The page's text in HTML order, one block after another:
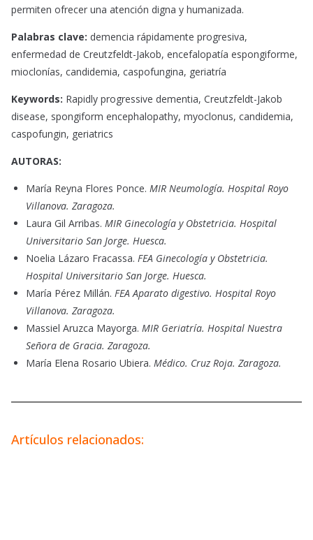
permiten ofrecer una atención digna y humanizada.
Palabras clave: demencia rápidamente progresiva,
enfermedad de Creutzfeldt-Jakob, encefalopatía espongiforme,
mioclonías, candidemia, caspofungina, geriatría
Keywords: Rapidly progressive dementia, Creutzfeldt-Jakob
disease, spongiform encephalopathy, myoclonus, candidemia,
caspofungin, geriatrics
AUTORAS:
María Reyna Flores Ponce. MIR Neumología. Hospital Royo
Villanova. Zaragoza.
Laura Gil Arribas. MIR Ginecología y Obstetricia. Hospital
Universitario San Jorge. Huesca.
Noelia Lázaro Fracassa. FEA Ginecología y Obstetricia.
Hospital Universitario San Jorge. Huesca.
María Pérez Millán. FEA Aparato digestivo. Hospital Royo
Villanova. Zaragoza.
Massiel Aruzca Mayorga. MIR Geriatría. Hospital Nuestra
Señora de Gracia. Zaragoza.
María Elena Rosario Ubiera. Médico. Cruz Roja. Zaragoza.
Artículos relacionados: